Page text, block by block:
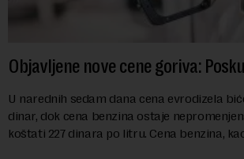
Objavljene nove cene goriva:
U narednih sedam dana cena evrodizela
dinar, dok cena benzina ostaje
koštati 227 dinara po litru. Cena benzina,